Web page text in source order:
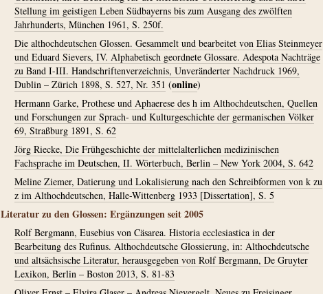
Stellung im geistigen Leben Südbayerns bis zum Ausgang des zwölften
Jahrhunderts, München 1961, S. 250f.
Die althochdeutschen Glossen. Gesammelt und bearbeitet von Elias Steinmeyer
und Eduard Sievers, IV. Alphabetisch geordnete Glossare. Adespota Nachträge
zu Band I-III. Handschriftenverzeichnis, Unveränderter Nachdruck 1969,
Dublin – Zürich 1898, S. 527, Nr. 351 (online)
Hermann Garke, Prothese und Aphaerese des h im Althochdeutschen, Quellen
und Forschungen zur Sprach- und Kulturgeschichte der germanischen Völker
69, Straßburg 1891, S. 62
Jörg Riecke, Die Frühgeschichte der mittelalterlichen medizinischen
Fachsprache im Deutschen, II. Wörterbuch, Berlin – New York 2004, S. 642
Meline Ziemer, Datierung und Lokalisierung nach den Schreibformen von k zu
z im Althochdeutschen, Halle-Wittenberg 1933 [Dissertation], S. 5
Literatur zu den Glossen: Ergänzungen seit 2005
Rolf Bergmann, Eusebius von Cäsarea. Historia ecclesiastica in der
Bearbeitung des Rufinus. Althochdeutsche Glossierung, in: Althochdeutsche
und altsächsische Literatur, herausgegeben von Rolf Bergmann, De Gruyter
Lexikon, Berlin – Boston 2013, S. 81-83